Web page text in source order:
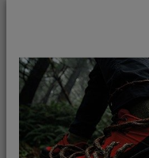
Neu
Silver Ridge™ Elite
Convertible
für Männer